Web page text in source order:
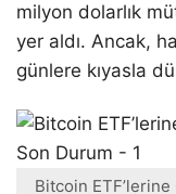
milyon dolarlık
yer aldı. Ancak,
günlere kıyasla
Bitcoin